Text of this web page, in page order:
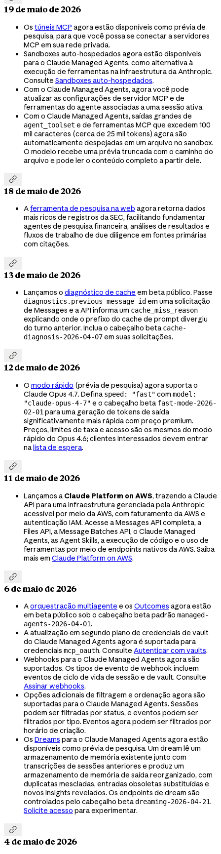
19 de maio de 2026
Os túneis MCP agora estão disponíveis como prévia de
pesquisa, para que você possa se conectar a servidores
MCP em sua rede privada.
Sandboxes auto-hospedados agora estão disponíveis
para o Claude Managed Agents, como alternativa à
execução de ferramentas na infraestrutura da Anthropic.
Consulte Sandboxes auto-hospedados.
Com o Claude Managed Agents, agora você pode
atualizar as configurações de servidor MCP e de
ferramentas do agente associadas a uma sessão ativa.
Com o Claude Managed Agents, saídas grandes de
agent_toolset e de ferramentas MCP que excedem 100
mil caracteres (cerca de 25 mil tokens) agora são
automaticamente despejadas em um arquivo no sandbox.
O modelo recebe uma prévia truncada com o caminho do
arquivo e pode ler o conteúdo completo a partir dele.

18 de maio de 2026
Aferramenta de pesquisa na web agora retorna dados
mais ricos de registros da SEC, facilitando fundamentar
agentes de pesquisa financeira, análises de resultados e
fluxos de trabalho de due diligence em fontes primárias
com citações.

13 de maio de 2026
Lançamos o diagnóstico de cache em beta público. Passe
diagnostics.previous_message_id em uma solicitação
de Messages e a API informa um cache_miss_reason
explicando onde o prefixo do cache de prompt divergiu
do turno anterior. Inclua o cabeçalho beta cache-
diagnosis-2026-04-07em suas solicitações.

12 de maio de 2026
O modo rápido (prévia de pesquisa) agora suporta o
Claude Opus 4.7. Defina speed: "fast" com model:
"claude-opus-4-7" e o cabeçalho beta fast-mode-2026-
02-01 para uma geração de tokens de saída
significativamente mais rápida com preço premium.
Preços, limites de taxa e acesso são os mesmos do modo
rápido do Opus 4.6; clientes interessados devem entrar
nalista de espera.

11 de maio de 2026
Lançamos a Claude Platform on AWS, trazendo a Claude
API para uma infraestrutura gerenciada pela Anthropic
acessível por meio da AWS, com faturamento da AWS e
autenticação IAM. Acesse a Messages API completa, a
Files API, a Message Batches API, o Claude Managed
Agents, as Agent Skills, a execução de código e o uso de
ferramentas por meio de endpoints nativos da AWS. Saiba
mais em Claude Platform on AWS.

6 de maio de 2026
Aorquestração multiagente e os Outcomes agora estão
em beta público sob o cabeçalho beta padrão managed-
agents-2026-04-01.
A atualização em segundo plano de credenciais de vault
do Claude Managed Agents agora é suportada para
credenciais mcp_oauth. Consulte Autenticar com vaults.
Webhooks para o Claude Managed Agents agora são
suportados. Os tipos de evento de webhook incluem
eventos de ciclo de vida de sessão e de vault. Consulte
Assinar webhooks.
Opções adicionais de filtragem e ordenação agora são
suportadas para o Claude Managed Agents. Sessões
podem ser filtradas por status, e eventos podem ser
filtrados por tipo. Eventos agora podem ser filtrados por
horário de criação.
Os Dreams para o Claude Managed Agents agora estão
disponíveis como prévia de pesquisa. Um dream lê um
armazenamento de memória existente junto com
transcrições de sessões anteriores e produz um
armazenamento de memória de saída reorganizado, com
duplicatas mescladas, entradas obsoletas substituídas e
novos insights revelados. Os endpoints de dream são
controlados pelo cabeçalho betadreaming-2026-04-21.
Solicite acesso para experimentar.

4 de maio de 2026